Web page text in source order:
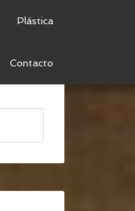
Plástica
Contacto